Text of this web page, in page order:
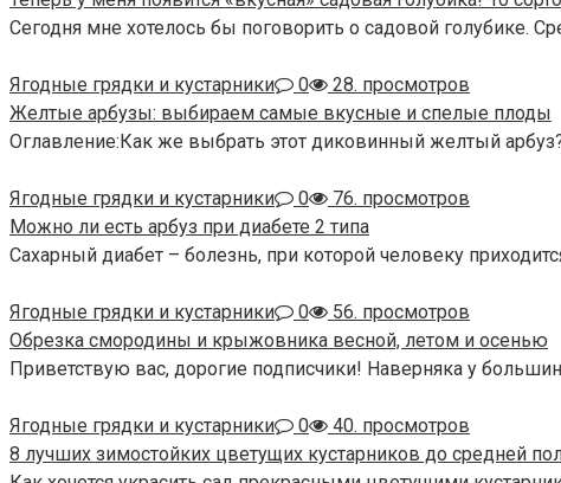
Сегодня мне хотелось бы поговорить о садовой голубике.
Ягодные грядки и кустарники 0
28. просмотров
Желтые арбузы: выбираем самые вкусные и спелые плоды
Оглавление:Как же выбрать этот диковинный желтый
Ягодные грядки и кустарники 0
76. просмотров
Можно ли есть арбуз при диабете 2 типа
Сахарный диабет – болезнь, при которой человеку
Ягодные грядки и кустарники 0
56. просмотров
Обрезка смородины и крыжовника весной, летом и осенью
Приветствую вас, дорогие подписчики! Наверняка у
Ягодные грядки и кустарники 0
40. просмотров
8 лучших зимостойких цветущих кустарников до средней